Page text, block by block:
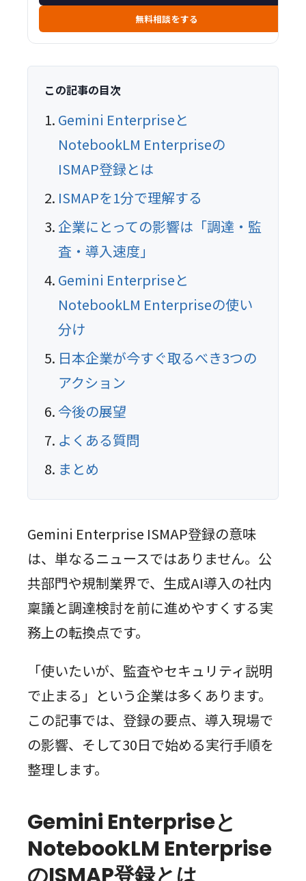
無料相談をする
この記事の目次
Gemini Enterpriseと
NotebookLM Enterpriseの
ISMAP登録とは
ISMAPを1分で理解する
企業にとっての影響は「調達・監
査・導入速度」
Gemini Enterpriseと
NotebookLM Enterpriseの使い
分け
日本企業が今すぐ取るべき3つの
アクション
今後の展望
よくある質問
まとめ
Gemini Enterprise ISMAP登録の意味
は、単なるニュースではありません。公
共部門や規制業界で、生成AI導入の社内
稟議と調達検討を前に進めやすくする実
務上の転換点です。
「使いたいが、監査やセキュリティ説明
で止まる」という企業は多くあります。
この記事では、登録の要点、導入現場で
の影響、そして30日で始める実行手順を
整理します。
Gemini Enterpriseと
NotebookLM Enterprise